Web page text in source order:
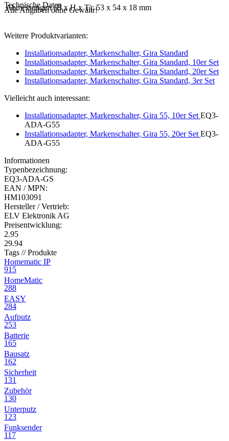
Technische Daten
Abmessungen (B x H x T): 53 x 54 x 18 mm
Alle Angaben ohne Gewähr!
Weitere Produktvarianten:
Installationsadapter, Markenschalter, Gira Standard
Installationsadapter, Markenschalter, Gira Standard, 10er Set
Installationsadapter, Markenschalter, Gira Standard, 20er Set
Installationsadapter, Markenschalter, Gira Standard, 3er Set
Vielleicht auch interessant:
Installationsadapter, Markenschalter, Gira 55, 10er Set EQ3-
ADA-G55
Installationsadapter, Markenschalter, Gira 55, 20er Set EQ3-
ADA-G55
Informationen
Typenbezeichnung:
EQ3-ADA-GS
EAN / MPN:
HM103091
Hersteller / Vertrieb:
ELV Elektronik AG
Preisentwicklung:
2.95
29.94
Tags // Produkte
Homematic IP
915
HomeMatic
288
EASY
284
Aufputz
253
Batterie
165
Bausatz
162
Sicherheit
131
Zubehör
130
Unterputz
123
Funksender
117